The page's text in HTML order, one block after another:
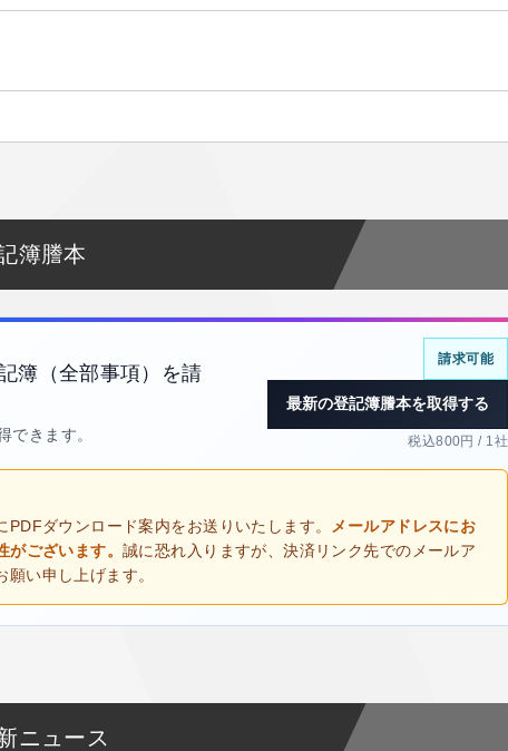
簿謄本
簿（全部事項）を請
できます。
請求可能
最新の登記簿謄本を取得する
税込800円 / 1社
ダウンロード案内をお送りいたします。
メールアドレスにお
がございます。誠に恐れ入りますが、決済リンク先でのメールア
い申し上げます。
ニュース